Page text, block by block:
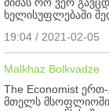
მიშას რო ვერ
ხელისუფლებაში
19:04 / 2021-02-05
Malkhaz Bolkvadze
The Economist
მთელს მსოფლიოში,